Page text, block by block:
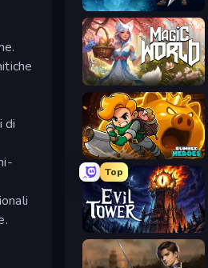
di
Legend of Hero
Magic World
Rumble Heroes
Top
Evil Tower